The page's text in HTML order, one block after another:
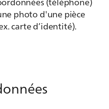
photo d'une pièce
carte d’identité).